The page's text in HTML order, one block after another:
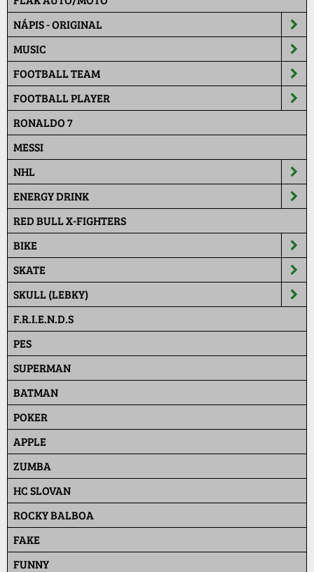
NÁPIS - ORIGINAL
MUSIC
FOOTBALL TEAM
FOOTBALL PLAYER
RONALDO 7
MESSI
NHL
ENERGY DRINK
RED BULL X-FIGHTERS
BIKE
SKATE
SKULL (LEBKY)
F.R.I.E.N.D.S
PES
SUPERMAN
BATMAN
POKER
APPLE
ZUMBA
HC SLOVAN
ROCKY BALBOA
FAKE
FUNNY